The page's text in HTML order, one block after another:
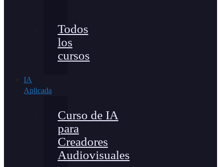
Todos
los
cursos
IA
Aplicada
Curso de IA
para
Creadores
Audiovisuales